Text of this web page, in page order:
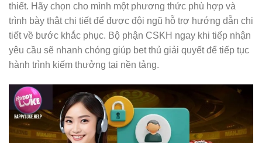
thiết. Hãy chọn cho mình một phương thức phù hợp và
trình bày thật chi tiết để được đội ngũ hỗ trợ hướng dẫn chi
tiết về bước khắc phục. Bộ phận CSKH ngay khi tiếp nhận
yêu cầu sẽ nhanh chóng giúp bet thủ giải quyết để tiếp tục
hành trình kiếm thưởng tại nền tảng.